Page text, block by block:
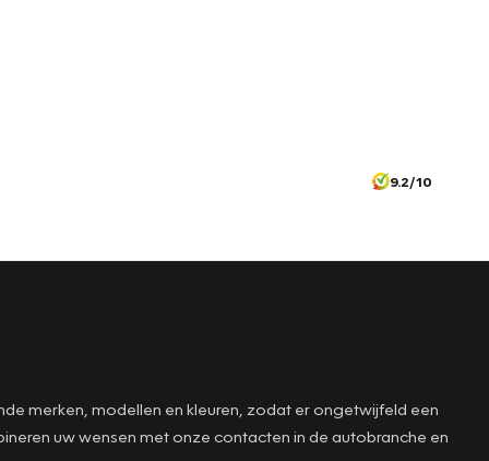
9.2/10
merken, modellen en kleuren, zodat er ongetwijfeld een
uw wensen met onze contacten in de autobranche en